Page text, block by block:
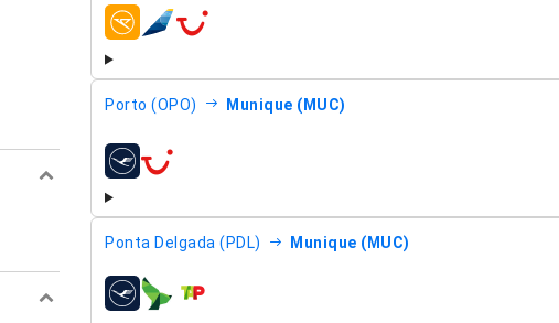
companhias aéreas
Porto (OPO) Munique (MUC)
companhias aéreas
Ponta Delgada (PDL) Munique (MUC)
companhias aéreas